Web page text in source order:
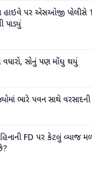
હાઇવે પર એસઓજી પોલીસે
પાડ્યું
વધારો, સોનું પણ મોંઘુ થયું
ભારે પવન સાથે
FD પર કેટલું વ્યાજ